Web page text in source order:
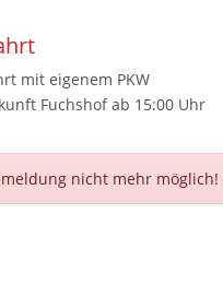
mit eigenem PKW
Fuchshof ab 15:00 Uhr
nicht mehr